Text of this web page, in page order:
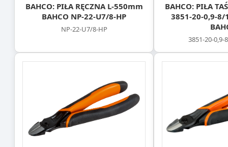
BAHCO: PIŁA RĘCZNA L-550mm
BAHCO NP-22-U7/8-HP
NP-22-U7/8-HP
BAHCO: PIŁA
3851-20-0,9-8/
3851-20-0,9-